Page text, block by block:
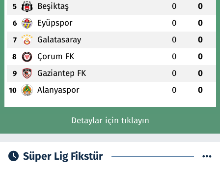
5 Beşiktaş 0 0
6 Eyüpspor 0 0
7 Galatasaray 0 0
8 Çorum FK 0 0
9 Gaziantep FK 0 0
10 Alanyaspor 0 0
Detaylar için tıklayın
Süper Lig Fikstür